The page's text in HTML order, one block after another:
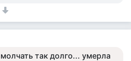
так долго... умерла